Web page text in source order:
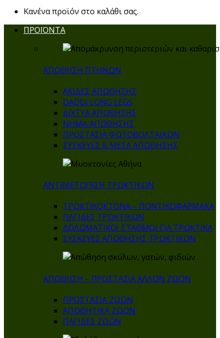
Κανένα προϊόν στο καλάθι σας.
ΠΡΟΪΟΝΤΑ
ΑΠΩΘΗΣΗ ΠΤΗΝΩΝ
ΑΚΙΔΕΣ ΑΠΩΘΗΣΗΣ
DADDI LONG LEGS
ΔΙΧΤΥΑ ΑΠΩΘΗΣΗΣ
ΝΗΜΑ ΑΠΩΘΗΣΗΣ
ΠΡΟΣΤΑΣΙΑ ΦΩΤΟΒΟΛΤΑΙΚΩΝ
ΣΥΣΚΕΥΕΣ & ΜΕΣΑ ΑΠΩΘΗΣΗΣ
ΑΝΤΙΜΕΤΩΠΙΣΗ ΤΡΩΚΤΙΚΩΝ
ΤΡΩΚΤΙΚΟΚΤΟΝΑ – ΠΟΝΤΙΚΟΦΑΡΜΑΚA
ΠΑΓΙΔΕΣ ΤΡΩΚΤΙΚΩΝ
ΔΟΛΩΜΑΤΙΚΟΙ ΣΤΑΘΜΟΙ ΓΙΑ ΤΡΩΚΤΙΚΑ
ΣΥΣΚΕΥΕΣ ΑΠΩΘΗΣΗΣ ΤΡΩΚΤΙΚΩΝ
ΑΠΩΘΗΣΗ – ΠΡΟΣΤΑΣΙΑ ΑΛΛΩΝ ΖΩΩΝ
ΠΡΟΣΤΑΣΙΑ ΖΩΩΝ
ΑΠΩΘΗΤΙΚΑ ΖΩΩΝ
ΠΑΓΙΔΕΣ ΖΩΩΝ